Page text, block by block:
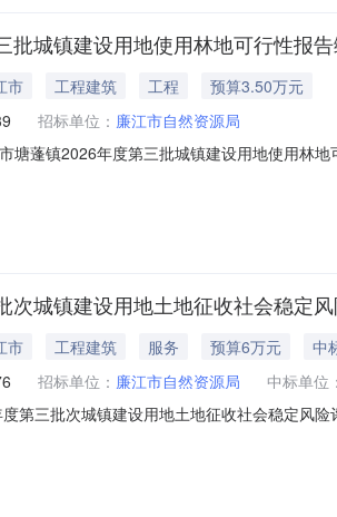
批城镇建设用地使用林地可行性报
市 工程建筑 工程
预算3.50万元
招标单位： 廉江市自然资源局
塘蓬镇2026年度第三批城镇建设用地使用林
目中介服务事项无（属于非行政管理的中介
次城镇建设用地土地征收社会稳定
市 工程建筑 服务 预算6万元
中
招标单位： 廉江市自然资源局 中标单位：
第三批次城镇建设用地土地征收社会稳定风
：440881MB2D282952607081776选取中介